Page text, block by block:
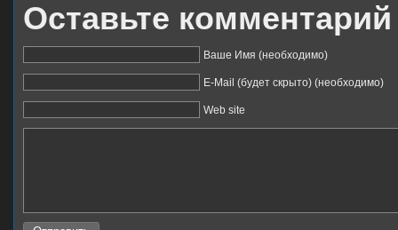
Оставьте комментарий
Ваше Имя (необходимо)
E-Mail (будет скрыто) (необходимо)
Web site